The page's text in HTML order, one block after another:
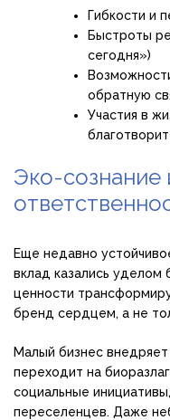
Гибкости и
Быстроты
сегодня»)
обратную
Участия в
Эко-сознание
Еще недавно
вклад казались уделом
ценности
бренд сердцем, а не
Малый бизнес
переходит на
социальные
переселенцев. Даже